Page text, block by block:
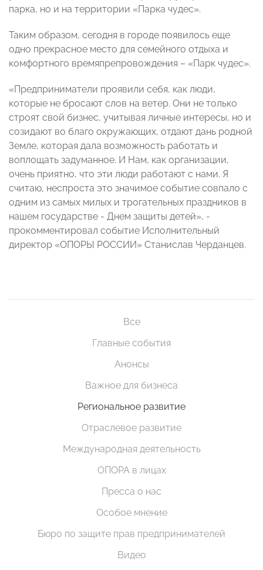
парка, но и на территории «Парка чудес».
Таким образом, сегодня в городе появилось еще
одно прекрасное место для семейного отдыха и
комфортного времяпрепровождения – «Парк чудес».
«Предприниматели проявили себя, как люди,
которые не бросают слов на ветер. Они не только
строят свой бизнес, учитывая личные интересы, но и
созидают во благо окружающих, отдают дань родной
Земле, которая дала возможность работать и
воплощать задуманное. И Нам, как организации,
очень приятно, что эти люди работают с нами. Я
считаю, неспроста это значимое событие совпало с
одним из самых милых и трогательных праздников в
нашем государстве - Днем защиты детей», -
прокомментировал событие Исполнительный
директор «ОПОРЫ РОССИИ» Станислав Черданцев.
Все
Главные события
Анонсы
Важное для бизнеса
Региональное развитие
Отраслевое развитие
Международная деятельность
ОПОРА в лицах
Пресса о нас
Особое мнение
Бюро по защите прав предпринимателей
Видео